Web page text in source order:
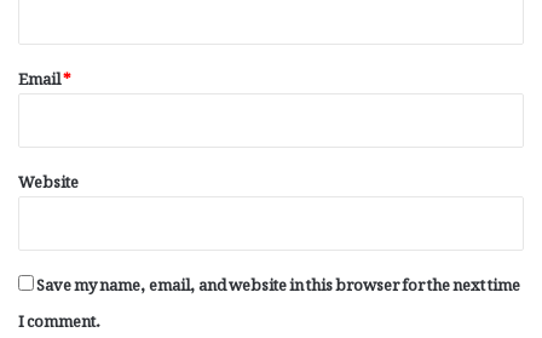
Email*
Website
Save my name, email, and website in this browser for the next time
I comment.